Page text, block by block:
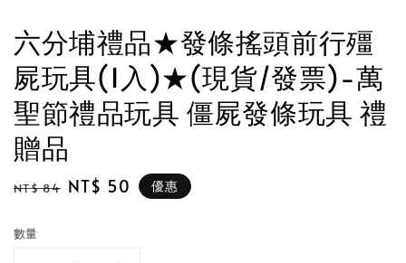
六分埔禮品★發條搖頭前行殭
屍玩具(1入)★(現貨/發票)-萬
聖節禮品玩具 僵屍發條玩具 禮
贈品
Regular
NT$ 84 Sale
NT$ 50 優惠
數量